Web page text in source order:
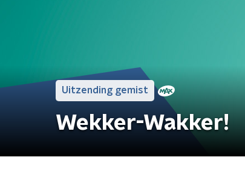
Uitzending gemist
Wekker-Wakker!